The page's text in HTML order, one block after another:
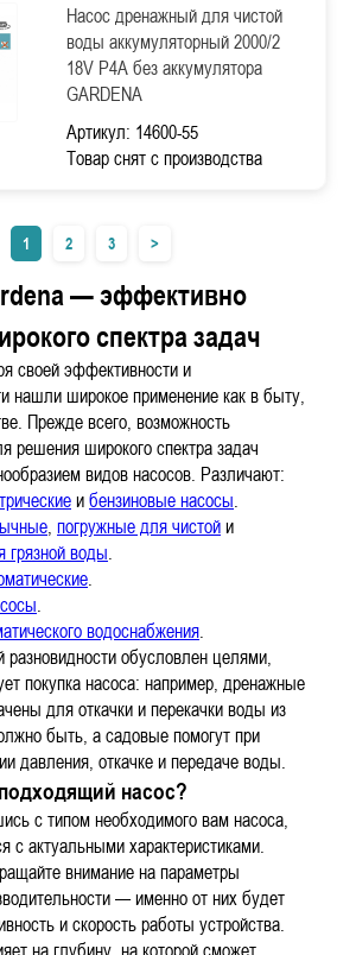
Насос дренажный для чистой
воды аккумуляторный 2000/2
18V P4A без аккумулятора
GARDENA
Артикул: 14600-55
Товар снят с производства
1 2 3 >
— эффективно
спектра задач
своей эффективности и
нашли широкое применение как в быту,
Прежде всего, возможность
решения широкого спектра задач
видов насосов. Различают:
ибензиновые насосы.
, погружные для чистойи
грязной воды.
.
.
водоснабжения.
разновидности обусловлен целями,
покупка насоса: например, дренажные
для откачки и перекачки воды из
быть, а садовые помогут при
давления, откачке и передаче воды.
насос?
с типом необходимого вам насоса,
с актуальными характеристиками.
внимание на параметры
— именно от них будет
и скорость работы устройства.